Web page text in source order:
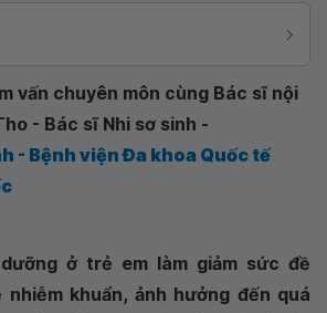
vấn chuyên môn cùng Bác sĩ nội
- Bác sĩ Nhi sơ sinh -
- Bệnh viện Đa khoa Quốc tế
ở trẻ em làm giảm sức đề
khuẩn, ảnh hưởng đến quá